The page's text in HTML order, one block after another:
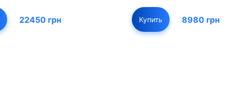
22450 грн Купить 8980 грн